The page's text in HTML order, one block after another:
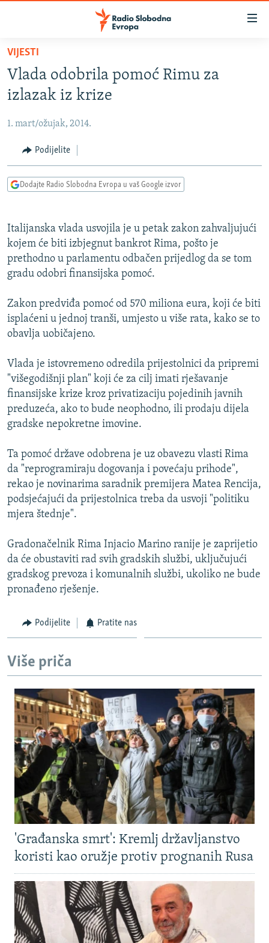
Pređite
glavni
sadržaj
na
navigaciju
Pređite
na
VIJESTI
BOSNA I HERCEGOVINA
KOSOVO
CRNA GORA
VIDEO
INFOGRAFIKE
PODCASTI
KINA NA BALKANU
RSE PRIČE IZ SVIJETA
ISPRIČAJ MI
DNEVNO@RSE
SPECIJALI RSE
GENOCID U SREBRENICI
POPLAVE I KLIZIŠTA U BIH 2024.
TV LIBERTY
POST SCRIPTUM
MOJA EVROPA
TRI DECENIJE OD RATA U BIH
SVE KARTE DEJTONA
NASTANAK I RASPAD JUGOSLAVIJE
PRATITE NAS
Sve RFE/RL stranice
VIJESTI
Vlada odobrila pomoć Rimu za
izlazak iz krize
1. mart/ožujak, 2014.
Podijelite
Dodajte Radio Slobodna Evropa u vaš Google izvor
Italijanska vlada usvojila je u petak zakon zahvaljujući
kojem će biti izbjegnut bankrot Rima, pošto je
prethodno u parlamentu odbačen prijedlog da se tom
gradu odobri finansijska pomoć.
Zakon predviđa pomoć od 570 miliona eura, koji će biti
isplaćeni u jednoj tranši, umjesto u više rata, kako se to
obavlja uobičajeno.
Vlada je istovremeno odredila prijestolnici da pripremi
"višegodišnji plan" koji će za cilj imati rješavanje
finansijske krize kroz privatizaciju pojedinih javnih
preduzeća, ako to bude neophodno, ili prodaju dijela
gradske nepokretne imovine.
Ta pomoć države odobrena je uz obavezu vlasti Rima
da "reprogramiraju dogovanja i povećaju prihode",
rekao je novinarima saradnik premijera Matea Rencija,
podsjećajući da prijestolnica treba da usvoji "politiku
mjera štednje".
Gradonačelnik Rima Injacio Marino ranije je zaprijetio
da će obustaviti rad svih gradskih službi, uključujući
gradskog prevoza i komunalnih službi, ukoliko ne bude
pronađeno rješenje.
Podijelite Pratite nas
Više priča
'Građanska smrt': Kremlj državljanstvo
koristi kao oružje protiv prognanih Rusa